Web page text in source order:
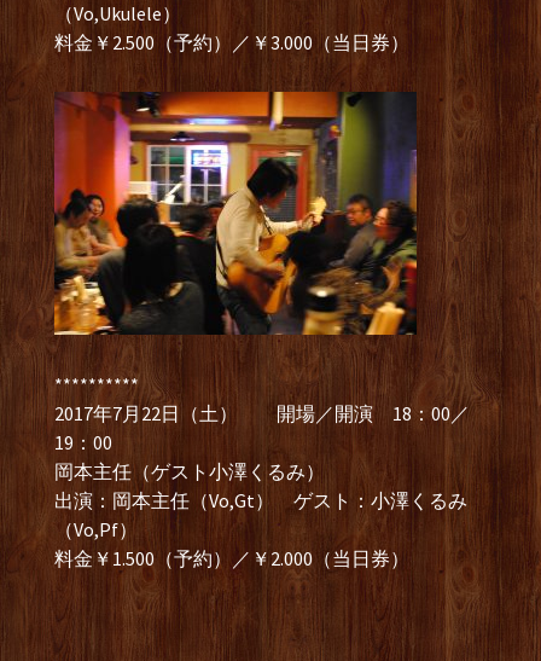
（Vo,Ukulele）
料金￥2.500（予約）／￥3.000（当日券）
**********
2017年7月22日（土） 開場／開演 18：00／
19：00
岡本主任（ゲスト小澤くるみ）
出演：岡本主任（Vo,Gt） ゲスト：小澤くるみ
（Vo,Pf）
料金￥1.500（予約）／￥2.000（当日券）